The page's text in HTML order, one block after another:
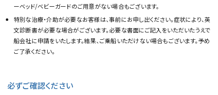
ーベッド/ベビーガードのご用意がない場合もございます。
特別な治療・介助が必要なお客様は、事前にお申し出ください。症状により、英
文診断書が必要な場合がございます。必要な書面にご記入をいただいたうえで
船会社に申請をいたします。結果、ご乗船いただけない場合もございます。予め
ご了承ください。
必ずご確認ください